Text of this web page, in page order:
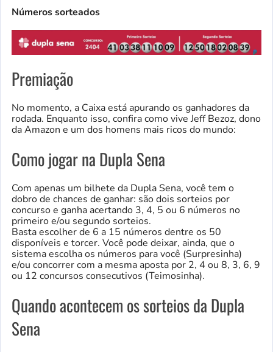
Números sorteados
Premiação
No momento, a Caixa está apurando os ganhadores da
rodada. Enquanto isso, confira como vive Jeff Bezoz, dono
da Amazon e um dos homens mais ricos do mundo:
Como jogar na Dupla Sena
Com apenas um bilhete da Dupla Sena, você tem o
dobro de chances de ganhar: são dois sorteios por
concurso e ganha acertando 3, 4, 5 ou 6 números no
primeiro e/ou segundo sorteios.
Basta escolher de 6 a 15 números dentre os 50
disponíveis e torcer. Você pode deixar, ainda, que o
sistema escolha os números para você (Surpresinha)
e/ou concorrer com a mesma aposta por 2, 4 ou 8, 3, 6, 9
ou 12 concursos consecutivos (Teimosinha).
Quando acontecem os sorteios da Dupla
Sena